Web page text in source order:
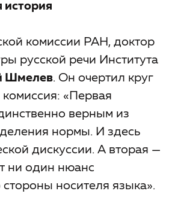
история
комиссии РАН, доктор
русской речи Института
Шмелев. Он очертил круг
«Первая
верным из
нормы. И здесь
дискуссии. А вторая —
ни один нюанс
носителя языка».